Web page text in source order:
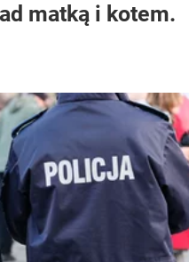
matką i kotem.